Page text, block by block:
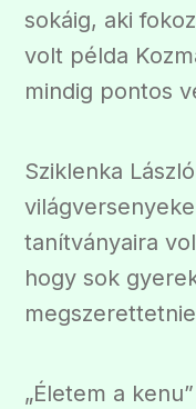
sokáig, aki
volt példa
mindig pontos
Sziklenka
tanítványaira
hogy sok
„Életem a